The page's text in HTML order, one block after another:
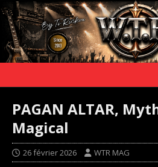
PAGAN ALTAR,
Magical
26 février 2026 WTR MAG